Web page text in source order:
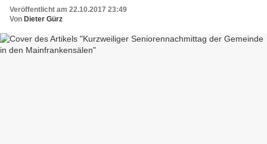
Veröffentlicht am 22.10.2017 23:49
Von Dieter Gürz